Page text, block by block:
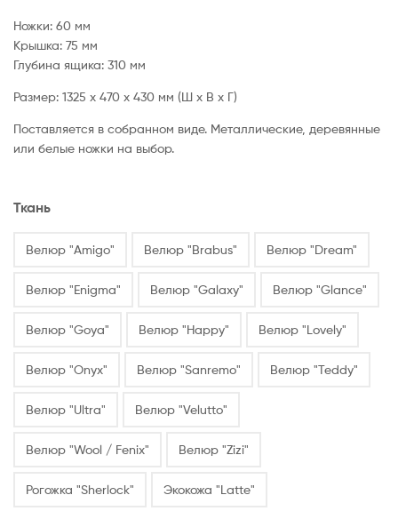
Ножки: 60 мм
Крышка: 75 мм
Глубина ящика: 310 мм
Размер: 1325 х 470 х 430 мм (Ш x В x Г)
Поставляется в собранном виде. Металлические, деревянные
или белые ножки на выбор.
Ткань
Велюр "Amigo" Велюр "Brabus" Велюр "Dream"
Велюр "Enigma" Велюр "Galaxy" Велюр "Glance"
Велюр "Goya" Велюр "Happy" Велюр "Lovely"
Велюр "Onyx" Велюр "Sanremo" Велюр "Teddy"
Велюр "Ultra" Велюр "Velutto"
Велюр "Wool / Fenix" Велюр "Zizi"
Рогожка "Sherlock" Экокожа "Latte"